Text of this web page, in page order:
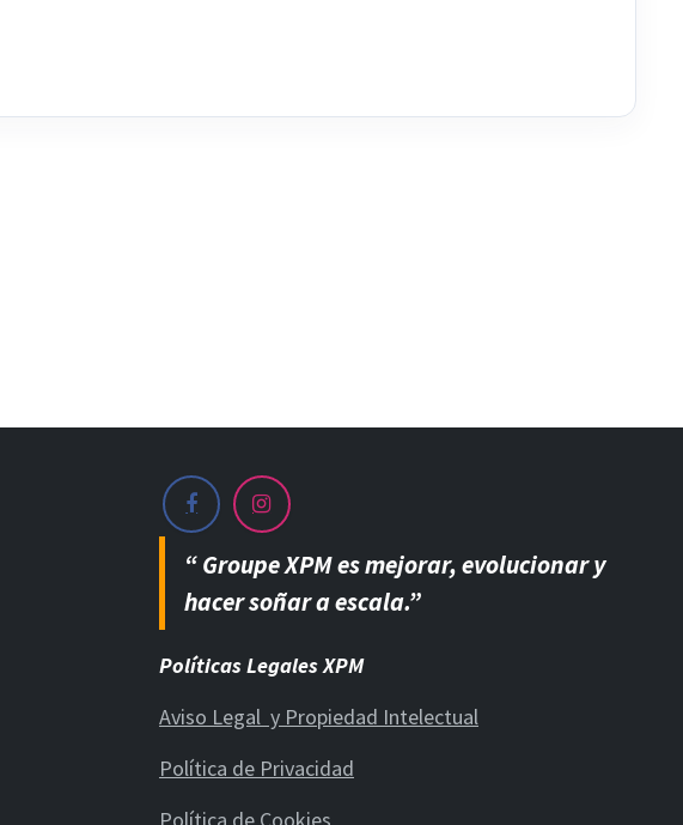
“ Groupe XPM es mejorar, evolucionar y
hacer soñar a escala.”
Políticas Legales XPM
Aviso Legal y Propiedad Intelectual
Política de Privacidad